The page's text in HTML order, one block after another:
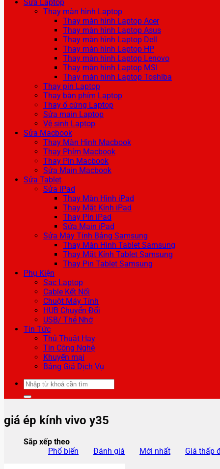
Sửa Laptop
Thay màn hình Laptop
Thay màn hình Laptop Acer
Thay màn hình Laptop Asus
Thay màn hình Laptop Dell
Thay màn hình Laptop HP
Thay màn hình Laptop Lenovo
Thay màn hình Laptop MSI
Thay màn hình Laptop Toshiba
Thay pin Laptop
Thay bàn phím Laptop
Thay ổ cứng Laptop
Sửa main Laptop
Vệ sinh Laptop
Sửa Macbook
Thay Màn Hình Macbook
Thay Phím Macbook
Thay Pin Macbook
Sửa Main Macbook
Sửa Tablet
Sửa iPad
Thay Màn Hình iPad
Thay Mặt Kính iPad
Thay Pin iPad
Sửa Main iPad
Sửa Máy Tính Bảng Samsung
Thay Màn Hình Tablet Samsung
Thay Mặt Kính Tablet Samsung
Thay Pin Tablet Samsung
Phụ Kiện
Sạc Laptop
Cable Kết Nối
Chuột Máy Tính
HUB Chuyển Đổi
USB/ Thẻ Nhớ
Tin Tức
Thủ Thuật Hay
Tin Công Nghệ
Khuyến mại
Bảng Giá Dịch Vụ
Tìm
kiếm:
giá ép kính vivo y35
Sắp xếp theo
Phổ biến
Đánh giá Mới nhất Giá thấp